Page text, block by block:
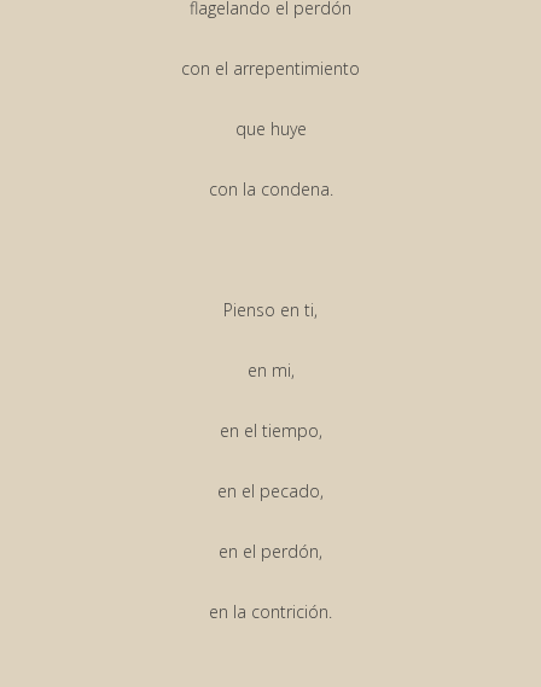
flagelando el perdón
con el arrepentimiento
que huye
con la condena.
Pienso en ti,
en mi,
en el tiempo,
en el pecado,
en el perdón,
en la contrición.